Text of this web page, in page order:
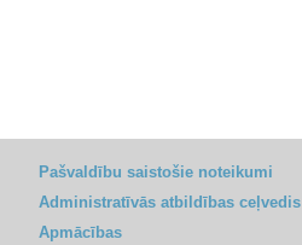
Pašvaldību saistošie noteikumi
Administratīvās atbildības ceļvedis
Apmācības